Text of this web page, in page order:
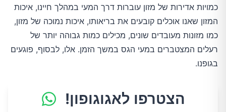
כמויות אדירות של מזון עוברות דרך המעי במהלך חיינו, איכות
המזון שאנו אוכלים קובעים את בריאותו, איכות נמוכה של מזון,
כמו מזונות מעובדים שונים, מכילים כמות גבוהה יותר של
רעלים המצטברים במעי הגס במשך הזמן. אלו, לבסוף, פוגעים
בגופנו.
הצטרפו לאגוגופון!